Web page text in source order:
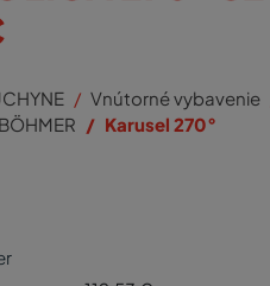
Vnútorné vybavenie
Karusel 270°